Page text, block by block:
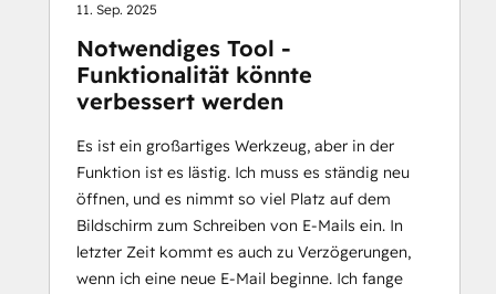
11. Sep. 2025
Notwendiges Tool -
Funktionalität könnte
verbessert werden
Es ist ein großartiges Werkzeug, aber in der
Funktion ist es lästig. Ich muss es ständig neu
öffnen, und es nimmt so viel Platz auf dem
Bildschirm zum Schreiben von E-Mails ein. In
letzter Zeit kommt es auch zu Verzögerungen,
wenn ich eine neue E-Mail beginne. Ich fange